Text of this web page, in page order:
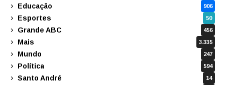
Educação 906
Esportes 50
Grande ABC 456
Mais 3.335
Mundo 247
Política 594
Santo André 14